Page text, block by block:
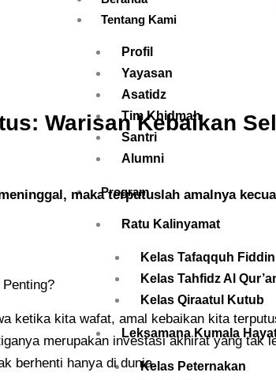
Tentang Kami
Profil
Yayasan
Asatidz
Tim Khidmah
Santri
Alumni
Program
Ratu Kalinyamat
Kelas Tafaqquh Fiddin
Kelas Tahfidz Al
Kelas Qiraatul Kutub
Leksamana Kumala
Kelas Peternakan
Warisan Kebaikan
maka terputuslah amalnya
ketika kita wafat, amal kebaikan kita
merupakan investasi akhirat yang
berhenti hanya di dunia.